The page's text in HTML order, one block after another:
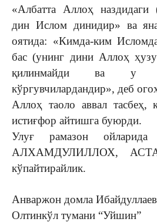
«Албатта Аллоҳ наздидаги
дин Ислом ди­нидир» ва
оятида: «Ким­да-ким
бас (унинг дини Ал­лоҳ
қилинмайди ва у
кўргувчилардандир», деб
Аллоҳ таоло аввал тасбеҳ,
истиғфор айтишга буюрди.
Улуғ рамазон
АЛХАМДУЛИЛЛОХ,
кўпайтирайлик.
Анваржон домла
Олтинкўл тумани “Уйшин”